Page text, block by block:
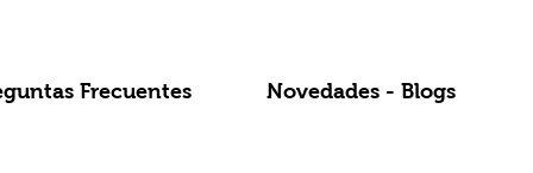
Frecuentes Novedades - Blogs